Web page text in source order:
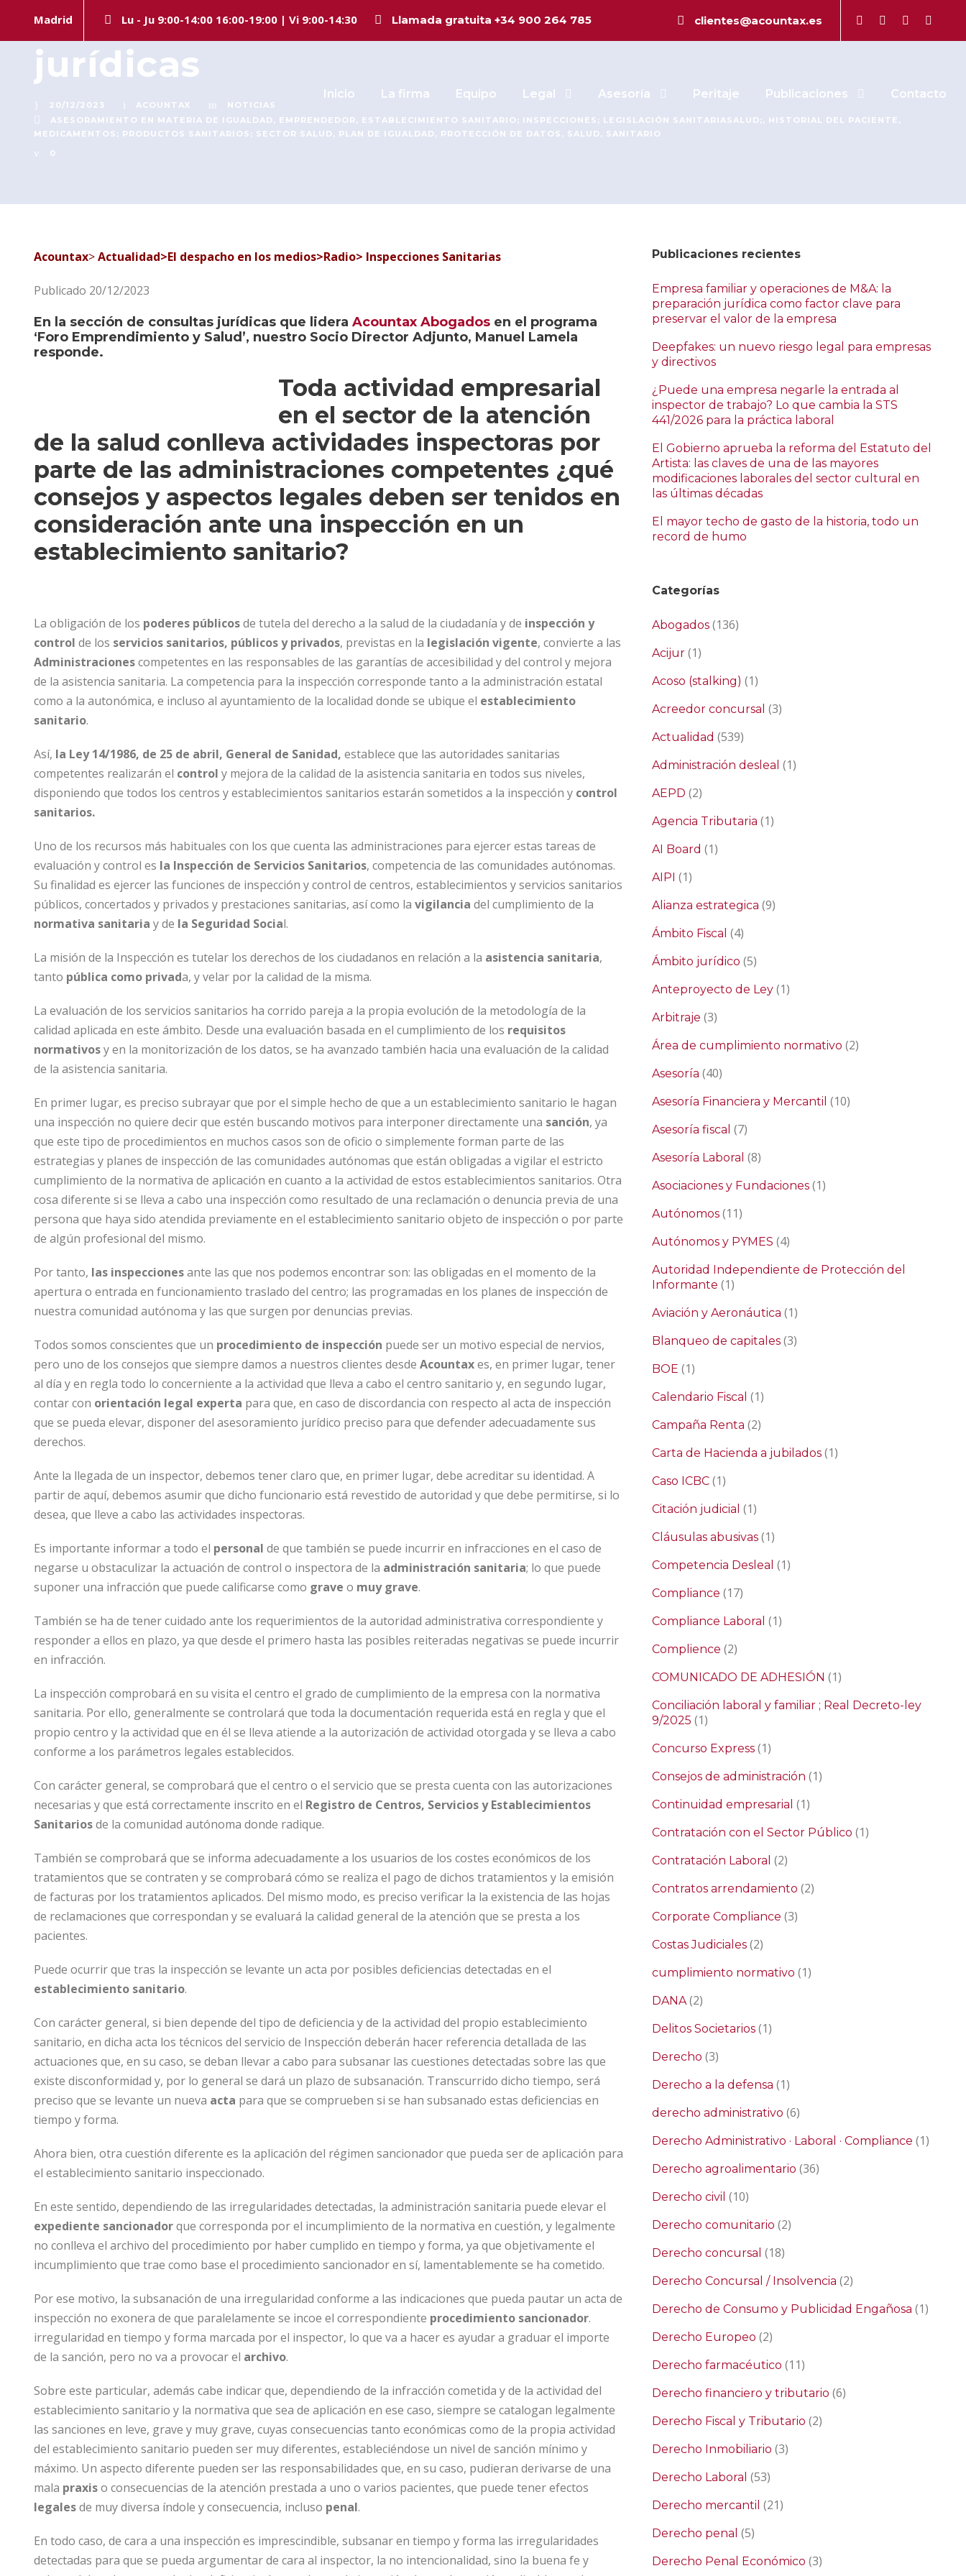
Madrid Lu - Ju 9:00-14:00 16:00-19:00 | Vi 9:00-14:30 Llamada gratuita +34 900 264 785 clientes@acountax.es
Inicio La firma Equipo Legal Asesoría Peritaje Publicaciones Contacto
Acountax Abogados «en directo» consultas
jurídicas
20/12/2023 ACOUNTAX
NOTICIAS
ASESORAMIENTO EN MATERIA DE IGUALDAD , EMPRENDEDOR , ESTABLECIMIENTO SANITARIO; INSPECCIONES; LEGISLACIÓN SANITARIASALUD; , HISTORIAL DEL PACIENTE ,
MEDICAMENTOS; PRODUCTOS SANITARIOS; SECTOR SALUD , PLAN DE IGUALDAD , PROTECCIÓN DE DATOS , SALUD , SANITARIO
0
Acountax>Actualidad>El despacho en los medios>Radio> Inspecciones Sanitarias
Publicado 20/12/2023
En la sección de consultas jurídicas que lidera Acountax Abogados en el programa
‘Foro Emprendimiento y Salud’, nuestro Socio Director Adjunto, Manuel Lamela
responde.
Toda actividad empresarial
en el sector de la atención
de la salud conlleva actividades inspectoras por
parte de las administraciones competentes ¿qué
consejos y aspectos legales deben ser tenidos en
consideración ante una inspección en un
establecimiento sanitario?
La obligación de los poderes públicosde tutela del derecho a la salud de la ciudadanía y de inspección y
control de los servicios sanitarios, públicos y privados, previstas en la legislación vigente, convierte a las
Administracionescompetentes en las responsables de las garantías de accesibilidad y del control y mejora
de la asistencia sanitaria. La competencia para la inspección corresponde tanto a la administración estatal
como a la autonómica, e incluso al ayuntamiento de la localidad donde se ubique el establecimiento
sanitario.
Así, la Ley 14/1986, de 25 de abril, General de Sanidad, establece que las autoridades sanitarias
competentes realizarán el control y mejora de la calidad de la asistencia sanitaria en todos sus niveles,
disponiendo que todos los centros y establecimientos sanitarios estarán sometidos a la inspección y control
sanitarios.
Uno de los recursos más habituales con los que cuenta las administraciones para ejercer estas tareas de
evaluación y control es la Inspección de Servicios Sanitarios, competencia de las comunidades autónomas.
Su finalidad es ejercer las funciones de inspección y control de centros, establecimientos y servicios sanitarios
públicos, concertados y privados y prestaciones sanitarias, así como la vigilancia del cumplimiento de la
normativa sanitaria y de la Seguridad Social.
La misión de la Inspección es tutelar los derechos de los ciudadanos en relación a la asistencia sanitaria,
tanto pública como privada, y velar por la calidad de la misma.
La evaluación de los servicios sanitarios ha corrido pareja a la propia evolución de la metodología de la
calidad aplicada en este ámbito. Desde una evaluación basada en el cumplimiento de los requisitos
normativosy en la monitorización de los datos, se ha avanzado también hacia una evaluación de la calidad
de la asistencia sanitaria.
En primer lugar, es preciso subrayar que por el simple hecho de que a un establecimiento sanitario le hagan
una inspección no quiere decir que estén buscando motivos para interponer directamente una sanción, ya
que este tipo de procedimientos en muchos casos son de oficio o simplemente forman parte de las
estrategias y planes de inspección de las comunidades autónomas que están obligadas a vigilar el estricto
cumplimiento de la normativa de aplicación en cuanto a la actividad de estos establecimientos sanitarios. Otra
cosa diferente si se lleva a cabo una inspección como resultado de una reclamación o denuncia previa de una
persona que haya sido atendida previamente en el establecimiento sanitario objeto de inspección o por parte
de algún profesional del mismo.
Por tanto, las inspeccionesante las que nos podemos encontrar son: las obligadas en el momento de la
apertura o entrada en funcionamiento traslado del centro; las programadas en los planes de inspección de
nuestra comunidad autónoma y las que surgen por denuncias previas.
Todos somos conscientes que un procedimiento de inspección puede ser un motivo especial de nervios,
pero uno de los consejos que siempre damos a nuestros clientes desde Acountaxes, en primer lugar, tener
al día y en regla todo lo concerniente a la actividad que lleva a cabo el centro sanitario y, en segundo lugar,
contar con orientación legal experta para que, en caso de discordancia con respecto al acta de inspección
que se pueda elevar, disponer del asesoramiento jurídico preciso para que defender adecuadamente sus
derechos.
Ante la llegada de un inspector, debemos tener claro que, en primer lugar, debe acreditar su identidad. A
partir de aquí, debemos asumir que dicho funcionario está revestido de autoridad y que debe permitirse, si lo
desea, que lleve a cabo las actividades inspectoras.
Es importante informar a todo el personal de que también se puede incurrir en infracciones en el caso de
negarse u obstaculizar la actuación de control o inspectora de la administración sanitaria; lo que puede
suponer una infracción que puede calificarse como grave o muy grave.
También se ha de tener cuidado ante los requerimientos de la autoridad administrativa correspondiente y
responder a ellos en plazo, ya que desde el primero hasta las posibles reiteradas negativas se puede incurrir
en infracción.
La inspección comprobará en su visita el centro el grado de cumplimiento de la empresa con la normativa
sanitaria. Por ello, generalmente se controlará que toda la documentación requerida está en regla y que el
propio centro y la actividad que en él se lleva atiende a la autorización de actividad otorgada y se lleva a cabo
conforme a los parámetros legales establecidos.
Con carácter general, se comprobará que el centro o el servicio que se presta cuenta con las autorizaciones
necesarias y que está correctamente inscrito en el Registro de Centros, Servicios y Establecimientos
Sanitariosde la comunidad autónoma donde radique.
También se comprobará que se informa adecuadamente a los usuarios de los costes económicos de los
tratamientos que se contraten y se comprobará cómo se realiza el pago de dichos tratamientos y la emisión
de facturas por los tratamientos aplicados. Del mismo modo, es preciso verificar la la existencia de las hojas
de reclamaciones que correspondan y se evaluará la calidad general de la atención que se presta a los
pacientes.
Puede ocurrir que tras la inspección se levante un acta por posibles deficiencias detectadas en el
establecimiento sanitario.
Con carácter general, si bien depende del tipo de deficiencia y de la actividad del propio establecimiento
sanitario, en dicha acta los técnicos del servicio de Inspección deberán hacer referencia detallada de las
actuaciones que, en su caso, se deban llevar a cabo para subsanar las cuestiones detectadas sobre las que
existe disconformidad y, por lo general se dará un plazo de subsanación. Transcurrido dicho tiempo, será
preciso que se levante un nueva acta para que se comprueben si se han subsanado estas deficiencias en
tiempo y forma.
Ahora bien, otra cuestión diferente es la aplicación del régimen sancionador que pueda ser de aplicación para
el establecimiento sanitario inspeccionado.
En este sentido, dependiendo de las irregularidades detectadas, la administración sanitaria puede elevar el
expediente sancionadorque corresponda por el incumplimiento de la normativa en cuestión, y legalmente
no conlleva el archivo del procedimiento por haber cumplido en tiempo y forma, ya que objetivamente el
incumplimiento que trae como base el procedimiento sancionador en sí, lamentablemente se ha cometido.
Por ese motivo, la subsanación de una irregularidad conforme a las indicaciones que pueda pautar un acta de
inspección no exonera de que paralelamente se incoe el correspondiente procedimiento sancionador.
irregularidad en tiempo y forma marcada por el inspector, lo que va a hacer es ayudar a graduar el importe
de la sanción, pero no va a provocar el archivo.
Sobre este particular, además cabe indicar que, dependiendo de la infracción cometida y de la actividad del
establecimiento sanitario y la normativa que sea de aplicación en ese caso, siempre se catalogan legalmente
las sanciones en leve, grave y muy grave, cuyas consecuencias tanto económicas como de la propia actividad
del establecimiento sanitario pueden ser muy diferentes, estableciéndose un nivel de sanción mínimo y
máximo. Un aspecto diferente pueden ser las responsabilidades que, en su caso, pudieran derivarse de una
mala praxiso consecuencias de la atención prestada a uno o varios pacientes, que puede tener efectos
legalesde muy diversa índole y consecuencia, incluso penal.
En todo caso, de cara a una inspección es imprescindible, subsanar en tiempo y forma las irregularidades
detectadas para que se pueda argumentar de cara al inspector, la no intencionalidad, sino la buena fe y
Publicaciones recientes
Empresa familiar y operaciones de M&A: la
preparación jurídica como factor clave para
preservar el valor de la empresa
Deepfakes: un nuevo riesgo legal para empresas
y directivos
¿Puede una empresa negarle la entrada al
inspector de trabajo? Lo que cambia la STS
441/2026 para la práctica laboral
El Gobierno aprueba la reforma del Estatuto del
Artista: las claves de una de las mayores
modificaciones laborales del sector cultural en
las últimas décadas
El mayor techo de gasto de la historia, todo un
record de humo
Categorías
Abogados (136)
Acijur (1)
Acoso (stalking) (1)
Acreedor concursal (3)
Actualidad (539)
Administración desleal (1)
AEPD (2)
Agencia Tributaria (1)
AI Board (1)
AIPI (1)
Alianza estrategica (9)
Ámbito Fiscal (4)
Ámbito jurídico (5)
Anteproyecto de Ley (1)
Arbitraje (3)
Área de cumplimiento normativo (2)
Asesoría (40)
Asesoría Financiera y Mercantil (10)
Asesoría fiscal (7)
Asesoría Laboral (8)
Asociaciones y Fundaciones (1)
Autónomos (11)
Autónomos y PYMES (4)
Autoridad Independiente de Protección del
Informante (1)
Aviación y Aeronáutica (1)
Blanqueo de capitales (3)
BOE (1)
Calendario Fiscal (1)
Campaña Renta (2)
Carta de Hacienda a jubilados (1)
Caso ICBC (1)
Citación judicial (1)
Cláusulas abusivas (1)
Competencia Desleal (1)
Compliance (17)
Compliance Laboral (1)
Complience (2)
COMUNICADO DE ADHESIÓN (1)
Conciliación laboral y familiar ; Real Decreto-ley
9/2025 (1)
Concurso Express (1)
Consejos de administración (1)
Continuidad empresarial (1)
Contratación con el Sector Público (1)
Contratación Laboral (2)
Contratos arrendamiento (2)
Corporate Compliance (3)
Costas Judiciales (2)
cumplimiento normativo (1)
DANA(2)
Delitos Societarios (1)
Derecho (3)
Derecho a la defensa (1)
derecho administrativo (6)
Derecho Administrativo · Laboral · Compliance (1)
Derecho agroalimentario (36)
Derecho civil (10)
Derecho comunitario (2)
Derecho concursal (18)
Derecho Concursal / Insolvencia (2)
Derecho de Consumo y Publicidad Engañosa (1)
Derecho Europeo (2)
Derecho farmacéutico (11)
Derecho financiero y tributario (6)
Derecho Fiscal y Tributario (2)
Derecho Inmobiliario (3)
Derecho Laboral (53)
Derecho mercantil (21)
Derecho penal (5)
Derecho Penal Económico (3)